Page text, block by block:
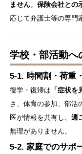
ません。 保険会社との
応じて弁護士等の専門
学校・部活動へ
5-1. 時間割・荷重
復学・復帰は 「症状を
さ、体育の参加、部活
医が情報を共有し、 週
無理がありません。
5-2. 家庭でのサポ